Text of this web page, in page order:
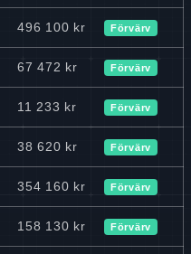
496 100 kr Förvärv
67 472 kr Förvärv
11 233 kr Förvärv
38 620 kr Förvärv
354 160 kr Förvärv
158 130 kr Förvärv